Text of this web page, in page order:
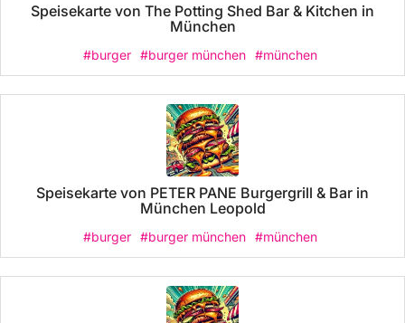
Speisekarte von The Potting Shed Bar & Kitchen in
München
#burger #burger münchen #münchen
Speisekarte von PETER PANE Burgergrill & Bar in
München Leopold
#burger #burger münchen #münchen